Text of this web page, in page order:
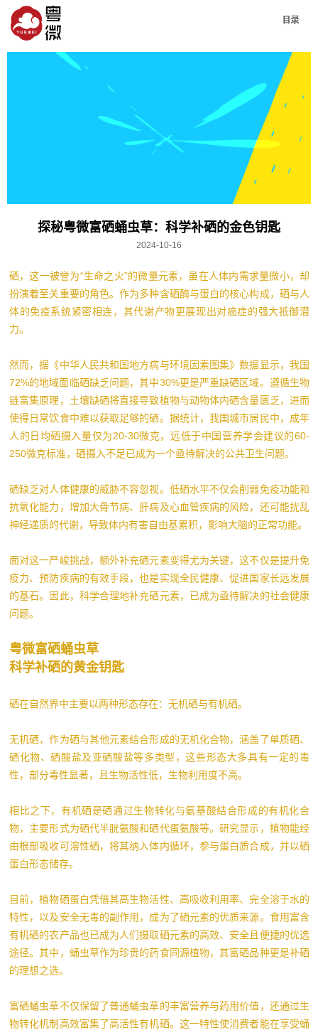
探秘粤微富硒蛹虫草：科学补硒的金色钥匙
2024-10-16
硒，这一被誉为“生命之火”的微量元素，虽在人体内需求量微小，却
扮演着至关重要的角色。作为多种含硒酶与蛋白的核心构成，硒与人
体的免疫系统紧密相连，其代谢产物更展现出对癌症的强大抵御潜
力。
然而，据《中华人民共和国地方病与环境因素图集》数据显示，我国
72%的地域面临硒缺乏问题，其中30%更是严重缺硒区域。遵循生物
链富集原理，土壤缺硒将直接导致植物与动物体内硒含量匮乏，进而
使得日常饮食中难以获取足够的硒。据统计，我国城市居民中，成年
人的日均硒摄入量仅为20-30微克，远低于中国营养学会建议的60-
250微克标准，硒摄入不足已成为一个亟待解决的公共卫生问题。
硒缺乏对人体健康的威胁不容忽视。低硒水平不仅会削弱免疫功能和
抗氧化能力，增加大骨节病、肝病及心血管疾病的风险，还可能扰乱
神经递质的代谢，导致体内有害自由基累积，影响大脑的正常功能。
面对这一严峻挑战，额外补充硒元素变得尤为关键，这不仅是提升免
疫力、预防疾病的有效手段，也是实现全民健康、促进国家长远发展
的基石。因此，科学合理地补充硒元素，已成为亟待解决的社会健康
问题。
粤微富硒蛹虫草
科学补硒的黄金钥匙
硒在自然界中主要以两种形态存在：无机硒与有机硒。
无机硒，作为硒与其他元素结合形成的无机化合物，涵盖了单质硒、
硒化物、硒酸盐及亚硒酸盐等多类型，这些形态大多具有一定的毒
性，部分毒性显著，且生物活性低，生物利用度不高。
相比之下，有机硒是硒通过生物转化与氨基酸结合形成的有机化合
物，主要形式为硒代半胱氨酸和硒代蛋氨酸等。研究显示，植物能经
由根部吸收可溶性硒，将其纳入体内循环，参与蛋白质合成，并以硒
蛋白形态储存。
目前，植物硒蛋白凭借其高生物活性、高吸收利用率、完全溶于水的
特性，以及安全无毒的副作用，成为了硒元素的优质来源。食用富含
有机硒的农产品也已成为人们摄取硒元素的高效、安全且便捷的优选
途径。其中，蛹虫草作为珍贵的药食同源植物，其富硒品种更是补硒
的理想之选。
富硒蛹虫草不仅保留了普通蛹虫草的丰富营养与药用价值，还通过生
物转化机制高效富集了高活性有机硒。这一特性使消费者能在享受蛹